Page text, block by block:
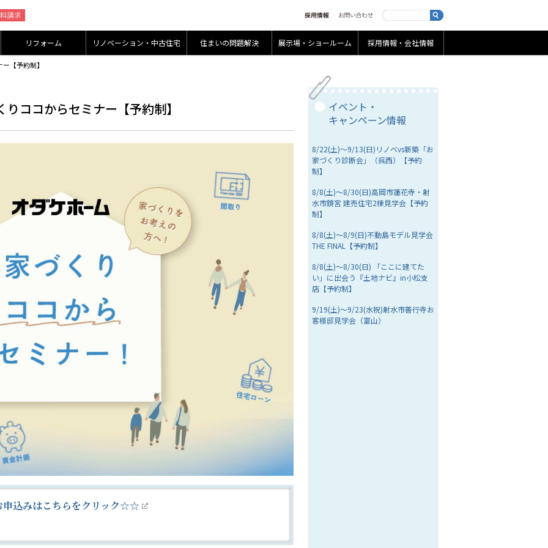
リフォーム リノベーション・中古住宅 住まいの問題解決 展示場・ショールーム 採用情報・会社情報
【予約制】
ココからセミナー【予約制】
込みはこちらをクリック☆☆
イベント・
キャンペーン情報
8/22(土)～9/13(日)リノベvs新築「お
家づくり診断会」（呉西）【予約
制】
8/8(土)～8/30(日)高岡市蓮花寺・射
水市鏡宮 建売住宅2棟見学会【予約
制】
8/8(土)～8/9(日)不動島モデル見学会
THE FINAL【予約制】
8/8(土)～8/30(日) 「ここに建てた
い」に出会う『土地ナビ』in小松支
店【予約制】
9/19(土)～9/23(水祝)射水市善行寺お
客様邸見学会（富山）